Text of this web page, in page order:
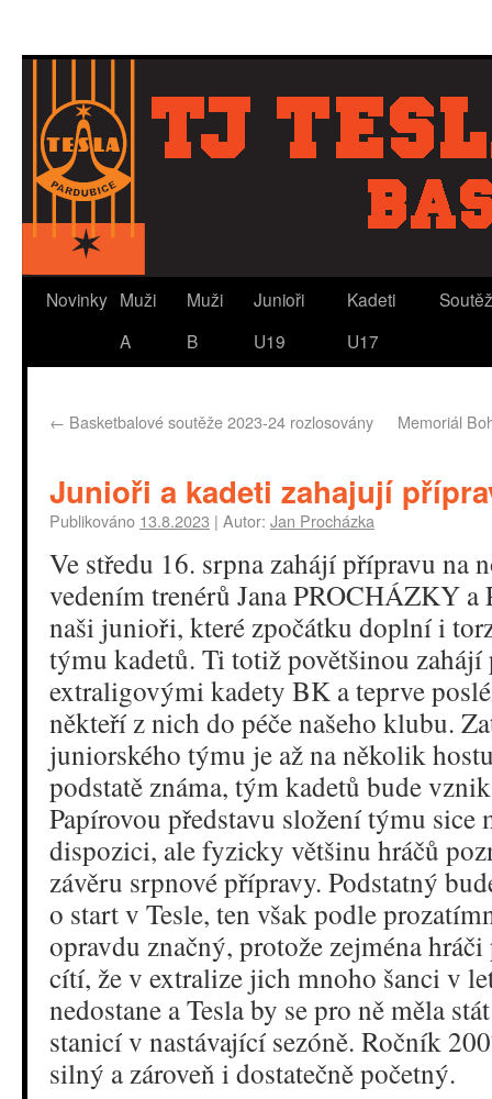
Novinky Muži
A
Muži
B
Junioři
U19
Kadeti
U17
← Basketbalové soutěže 2023-24 rozlosovány Memoriál
Junioři a kadeti zahajují
Publikováno 13.8.2023 | Autor: Jan Procházka
Ve středu 16. srpna zahájí přípravu na
vedením trenérů Jana PROCHÁZKY
naši junioři, které zpočátku doplní i
týmu kadetů. Ti totiž povětšinou
extraligovými kadety BK a teprve
někteří z nich do péče našeho klubu.
juniorského týmu je až na několik
podstatě známa, tým kadetů bude
Papírovou představu složení týmu
dispozici, ale fyzicky většinu hráčů
závěru srpnové přípravy. Podstatný
o start v Tesle, ten však podle
opravdu značný, protože zejména
cítí, že v extralize jich mnoho šanci v
nedostane a Tesla by se pro ně měla
stanicí v nastávající sezóně. Ročník
silný a zároveň i dostatečně početný.